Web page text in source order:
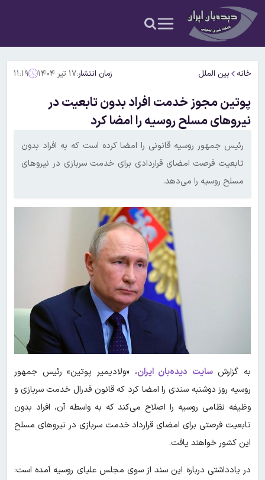
خانه بین الملل زمان انتشار:۱۷ تیر ۱۴۰۴ ۱۱:۱۹
پوتین مجوز خدمت افراد بدون تابعیت در
نیروهای مسلح روسیه را امضا کرد
رئیس جمهور روسیه قانونی را امضا کرده است که به افراد بدون
تابعیت فرصت امضای قراردادی برای خدمت سربازی در نیروهای
مسلح روسیه را می‌دهد.
به گزارشسایت دیده‌بان ایران، «ولادیمیر پوتین» رئیس جمهور
روسیه روز دوشنبه سندی را امضا کرد که قانون فدرال خدمت سربازی و
وظیفه نظامی روسیه را اصلاح می‌کند که به واسطه آن، افراد بدون
تابعیت فرصتی برای امضای قرارداد خدمت سربازی در نیروهای مسلح
این کشور خواهند یافت.
در یادداشتی درباره این سند از سوی مجلس علیای روسیه آمده است: